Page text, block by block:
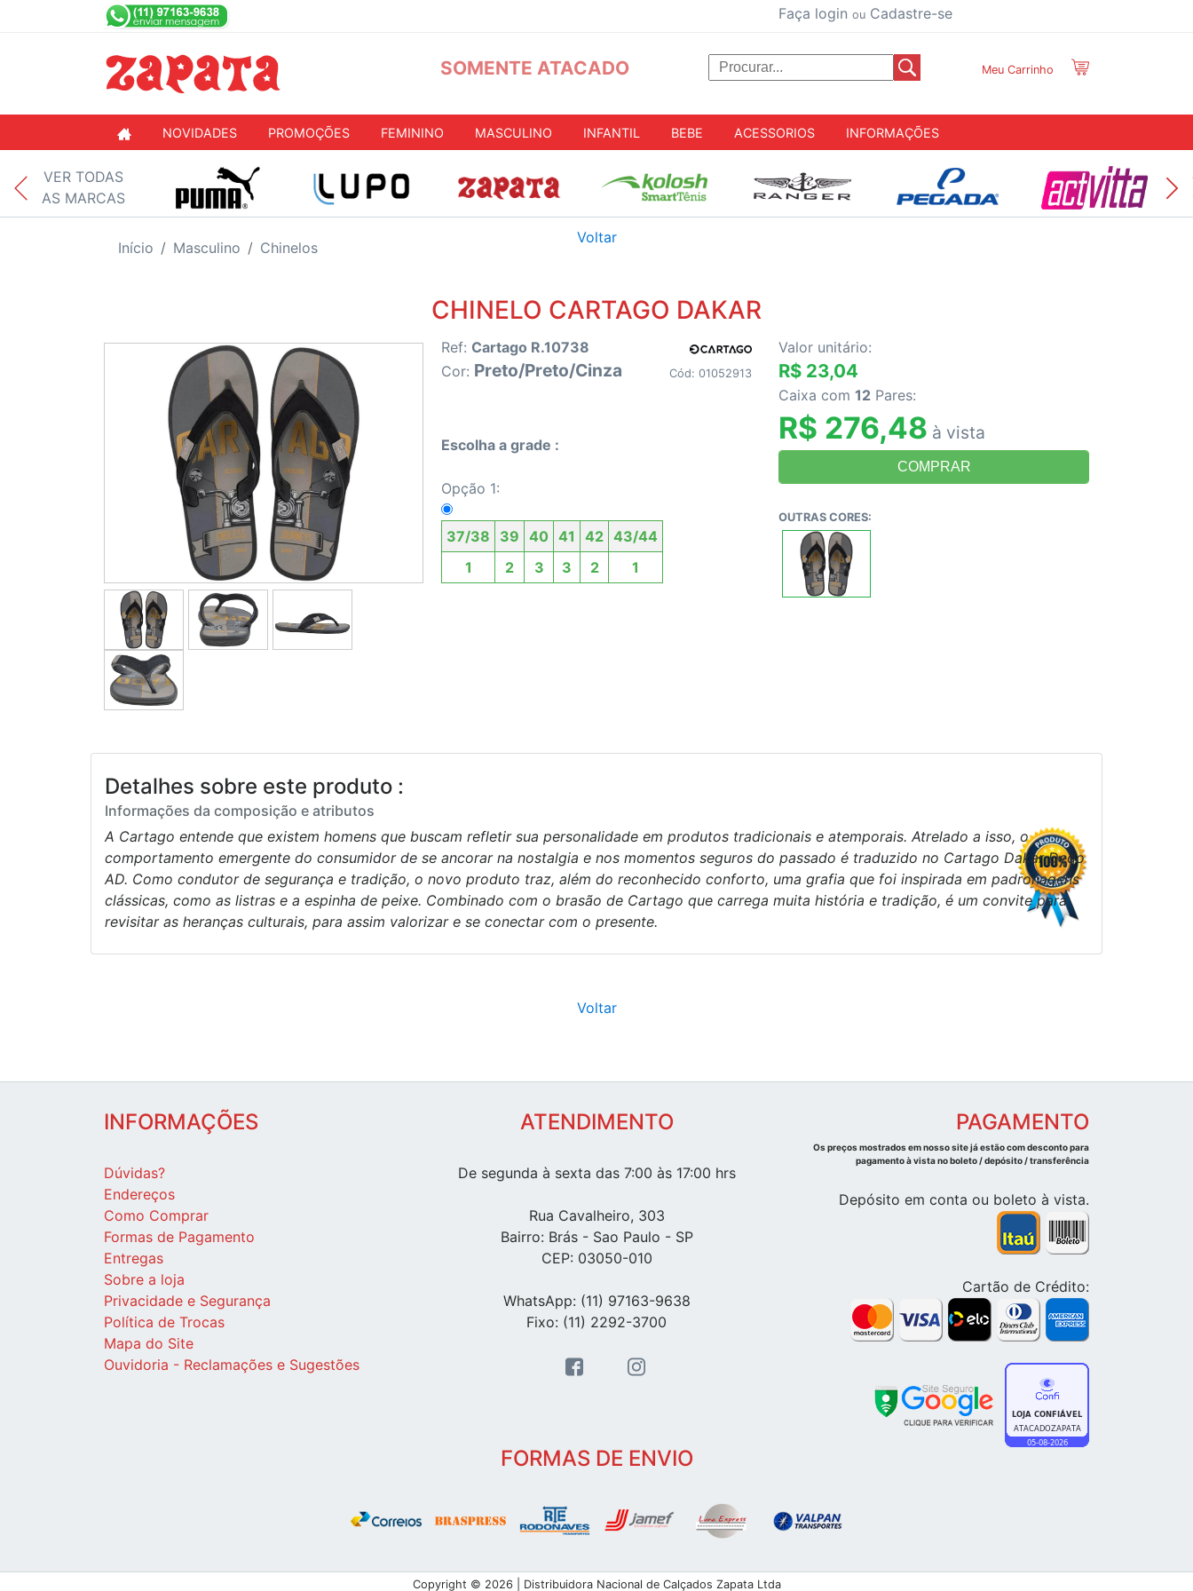
Faça login ou Cadastre-se
SOMENTE ATACADO Meu Carrinho
NOVIDADES PROMOÇÕES FEMININO MASCULINO INFANTIL BEBE ACESSORIOS INFORMAÇÕES
VER TODAS
AS MARCAS
Início Masculino Chinelos
Voltar
CHINELO CARTAGO DAKAR
Ref: Cartago R.10738
Cor: Preto/Preto/Cinza Cód: 01052913
Escolha a grade :
Opção 1:
37/38 39 40 41 42 43/44
1
2 3 3 2 1
Valor unitário:
R$ 23,04
Caixa com 12 Pares:
R$ 276,48 à vista
OUTRAS CORES:
Detalhes sobre este produto :
Informações da composição e atributos
A Cartago entende que existem homens que buscam refletir sua personalidade em produtos tradicionais e atemporais. Atrelado a isso, o
comportamento emergente do consumidor de se ancorar na nostalgia e nos momentos seguros do passado é traduzido no Cartago Dakar Dedo
AD. Como condutor de segurança e tradição, o novo produto traz, além do reconhecido conforto, uma grafia que foi inspirada em padronagens
clássicas, como as listras e a espinha de peixe. Combinado com o brasão de Cartago que carrega muita história e tradição, é um convite para
revisitar as heranças culturais, para assim valorizar e se conectar com o presente.
Voltar
INFORMAÇÕES
Dúvidas?
Endereços
Como Comprar
Formas de Pagamento
Entregas
Sobre a loja
Privacidade e Segurança
Política de Trocas
Mapa do Site
Ouvidoria - Reclamações e Sugestões
ATENDIMENTO
De segunda à sexta das 7:00 às 17:00 hrs
Rua Cavalheiro, 303
Bairro: Brás - Sao Paulo - SP
CEP: 03050-010
WhatsApp: (11) 97163-9638
Fixo: (11) 2292-3700
PAGAMENTO
Os preços mostrados em nosso site já estão com desconto para
pagamento à vista no boleto / depósito / transferência
Depósito em conta ou boleto à vista.
Cartão de Crédito:
FORMAS DE ENVIO
Copyright © 2026 | Distribuidora Nacional de Calçados Zapata Ltda